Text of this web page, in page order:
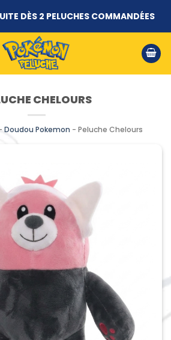
DÈS 2 PELUCHES COMMANDÉES
CHELOURS
Doudou Pokemon - Peluche Chelours